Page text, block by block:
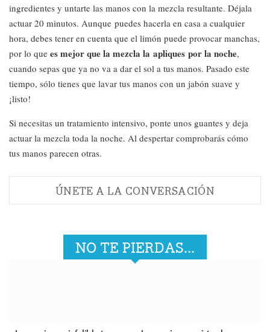
ingredientes y untarte las manos con la mezcla resultante. Déjala
actuar 20 minutos. Aunque puedes hacerla en casa a cualquier
hora, debes tener en cuenta que el limón puede provocar manchas,
por lo que es mejor que la mezcla la apliques por la noche,
cuando sepas que ya no va a dar el sol a tus manos. Pasado este
tiempo, sólo tienes que lavar tus manos con un jabón suave y
¡listo!
Si necesitas un tratamiento intensivo, ponte unos guantes y deja
actuar la mezcla toda la noche. Al despertar comprobarás cómo
tus manos parecen otras.
ÚNETE A LA CONVERSACIÓN
NO TE PIERDAS...